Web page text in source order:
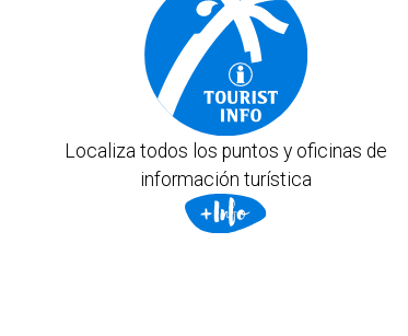
Localiza todos los puntos y oficinas de
información turística